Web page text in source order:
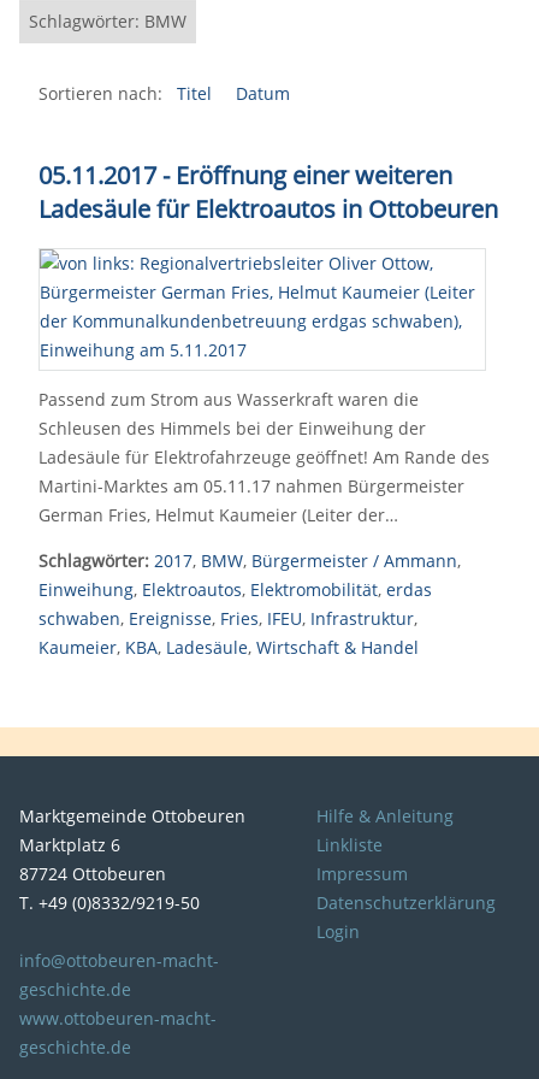
Schlagwörter: BMW
Sortieren nach: Titel Datum
05.11.2017 - Eröffnung einer weiteren
Ladesäule für Elektroautos in Ottobeuren
Passend zum Strom aus Wasserkraft waren die
Schleusen des Himmels bei der Einweihung der
Ladesäule für Elektrofahrzeuge geöffnet! Am Rande des
Martini-Marktes am 05.11.17 nahmen Bürgermeister
German Fries, Helmut Kaumeier (Leiter der…
Schlagwörter: 2017, BMW, Bürgermeister / Ammann,
Einweihung, Elektroautos, Elektromobilität, erdas
schwaben, Ereignisse, Fries, IFEU, Infrastruktur,
Kaumeier, KBA, Ladesäule, Wirtschaft & Handel
Marktgemeinde Ottobeuren
Marktplatz 6
87724 Ottobeuren
T. +49 (0)8332/9219-50
info@ottobeuren-macht-
geschichte.de
www.ottobeuren-macht-
geschichte.de
Hilfe & Anleitung
Linkliste
Impressum
Datenschutzerklärung
Login